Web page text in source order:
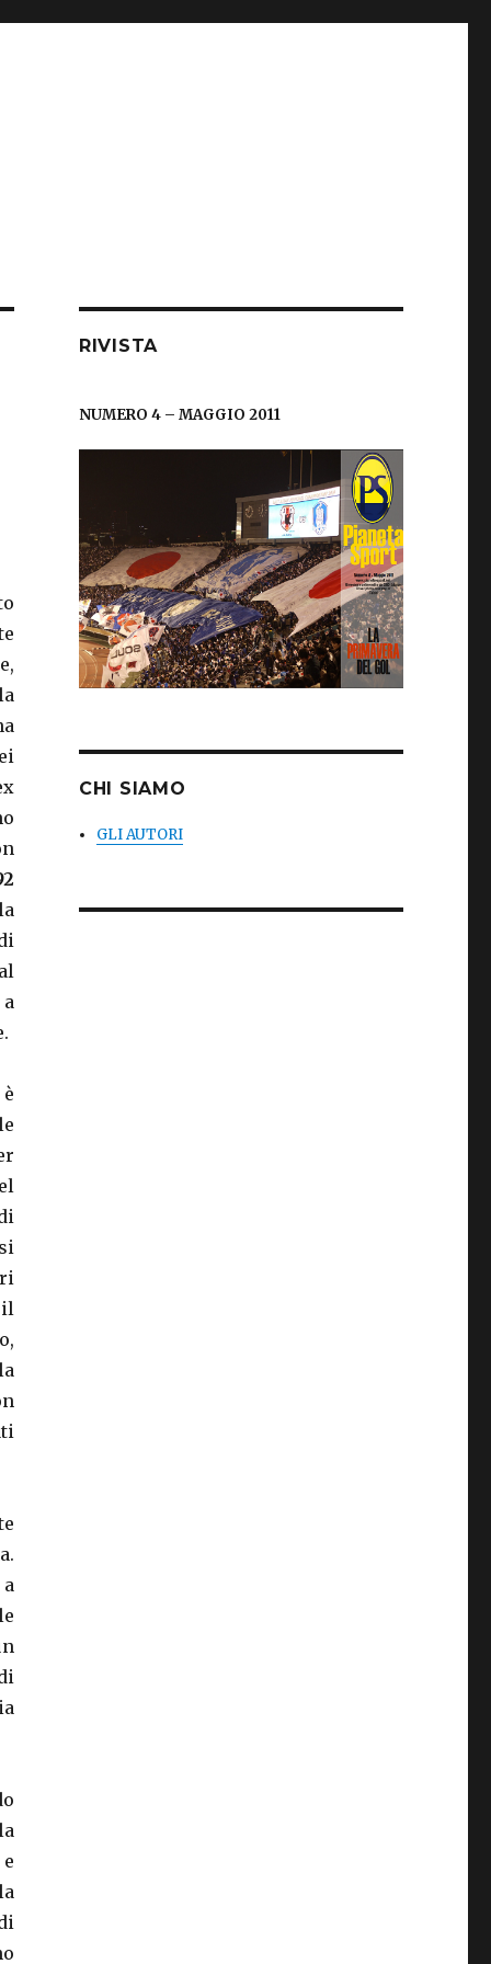
il
RIVISTA
NUMERO 4 – MAGGIO 2011
CHI SIAMO
GLI AUTORI